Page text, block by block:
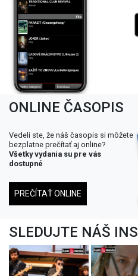
ONLINE ČASOPIS
Vedeli ste, že náš časopis si môžete
bezplatne prečítať aj online?
Všetky vydania su pre vás
dostupné
PREČÍTAŤ ONLINE
SLEDUJTE NÁŠ